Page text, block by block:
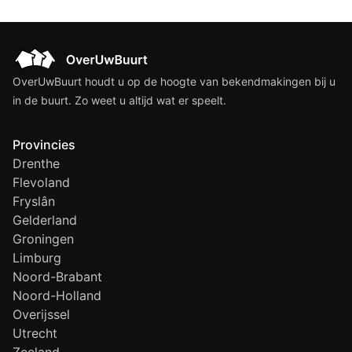
OverUwBuurt houdt u op de hoogte van bekendmakingen bij u
in de buurt. Zo weet u altijd wat er speelt.
Provincies
Drenthe
Flevoland
Fryslân
Gelderland
Groningen
Limburg
Noord-Brabant
Noord-Holland
Overijssel
Utrecht